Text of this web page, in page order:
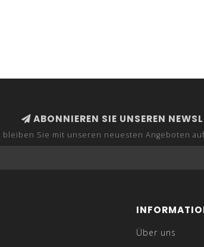
ABONNIEREN SIE UNSEREN
bleiben Sie mit unseren neuesten Angeboten
Über uns